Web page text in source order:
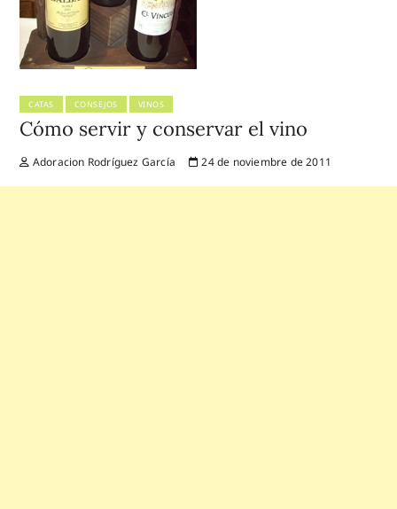
CATAS CONSEJOS VINOS
Cómo servir y conservar el vino
Adoracion Rodríguez García 24 de noviembre de 2011